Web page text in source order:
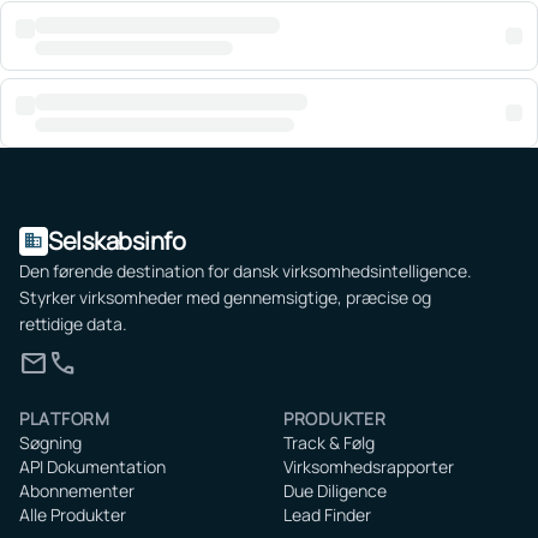
domain Selskabsinfo
Den førende destination for dansk virksomhedsintelligence.
Styrker virksomheder med gennemsigtige, præcise og
rettidige data.
mailcall
PLATFORM
Søgning
API Dokumentation
Abonnementer
Alle Produkter
PRODUKTER
Track & Følg
Virksomhedsrapporter
Due Diligence
Lead Finder